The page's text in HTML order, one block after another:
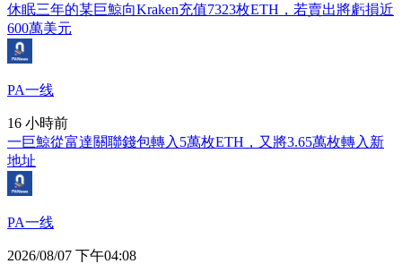
休眠三年的某巨鯨向Kraken充值7323枚ETH，若賣出將虧損近
600萬美元
PA一线
16 小時前
一巨鯨從富達關聯錢包轉入5萬枚ETH，又將3.65萬枚轉入新
地址
PA一线
2026/08/07 下午04:08